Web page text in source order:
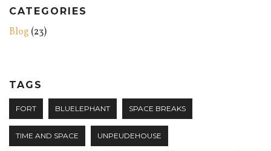
CATEGORIES
Blog (23)
TAGS
FORT BLUELEPHANT SPACE BREAKS
TIME AND SPACE UNPEUDEHOUSE